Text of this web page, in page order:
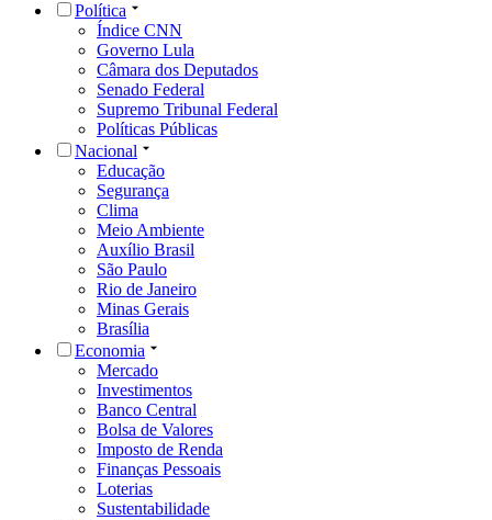
Política
Índice CNN
Governo Lula
Câmara dos Deputados
Senado Federal
Supremo Tribunal Federal
Políticas Públicas
Nacional
Educação
Segurança
Clima
Meio Ambiente
Auxílio Brasil
São Paulo
Rio de Janeiro
Minas Gerais
Brasília
Economia
Mercado
Investimentos
Banco Central
Bolsa de Valores
Imposto de Renda
Finanças Pessoais
Loterias
Sustentabilidade